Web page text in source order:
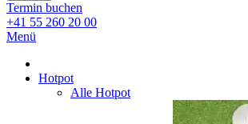
Termin buchen
+41 55 260 20 00
Menü
Hotpot
Alle Hotpot